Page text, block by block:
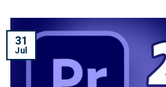
31
Jul